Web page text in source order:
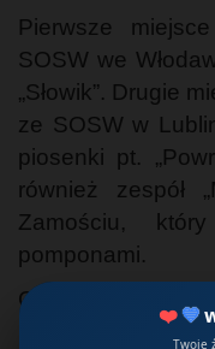
❤️ 💙
Twoje
Pierwsze
SOSW we
„Słowik”. Drugie
ze SOSW w
piosenki pt.
również zespół
Zamościu,
pomponami.
Głównym celem